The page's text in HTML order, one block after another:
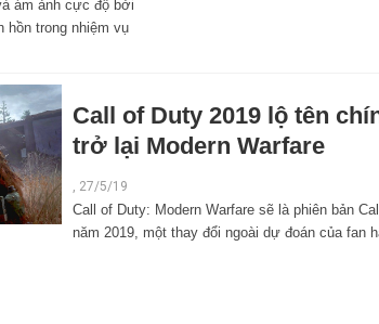
ám ảnh cực độ bởi
hồn trong nhiệm vụ
Call of Duty 2019 lộ tên
trở lại Modern Warfare
, 27/5/19
Call of Duty: Modern Warfare sẽ là phiên bản
năm 2019, một thay đổi ngoài dự đoán của fan